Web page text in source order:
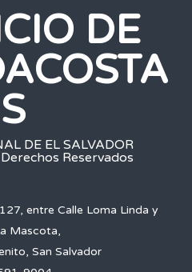
DE
S
DE EL SALVADOR
Reservados
entre Calle Loma Linda y
Mascota,
San Salvador